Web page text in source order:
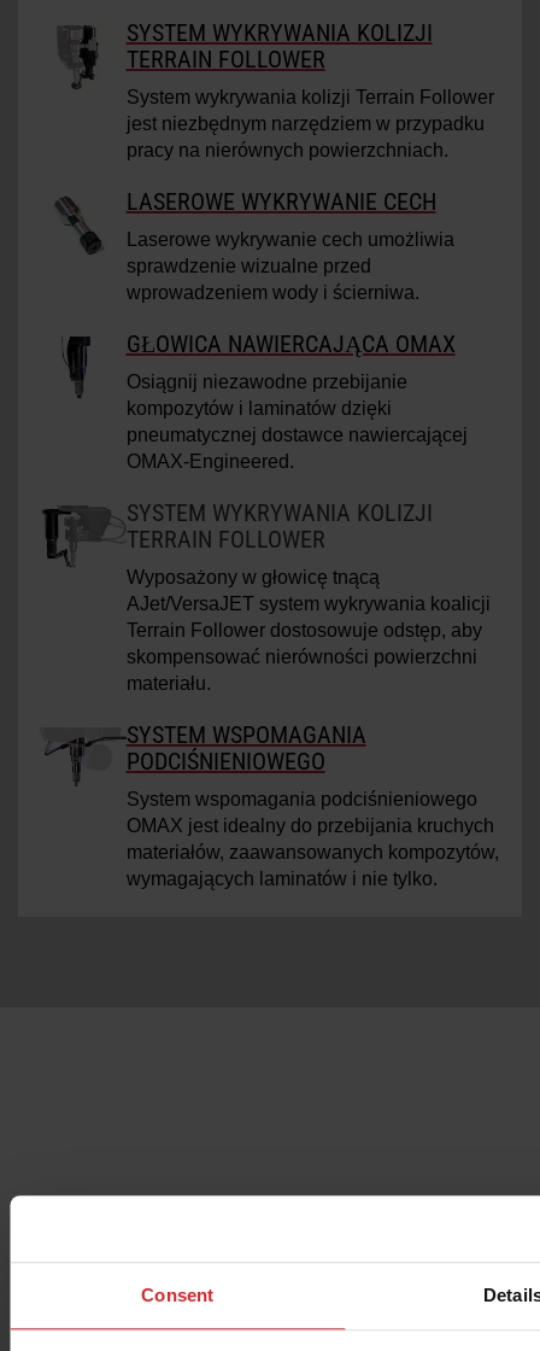
Consent
SYSTEM WYKRYWANIA KOLIZJI
TERRAIN FOLLOWER
System wykrywania kolizji Terrain Follower
jest niezbędnym narzędziem w przypadku
pracy na nierównych powierzchniach.
LASEROWE WYKRYWANIE CECH
Laserowe wykrywanie cech umożliwia
sprawdzenie wizualne przed
wprowadzeniem wody i ścierniwa.
GŁOWICA NAWIERCAJĄCA OMAX
Osiągnij niezawodne przebijanie
kompozytów i laminatów dzięki
pneumatycznej dostawce nawiercającej
OMAX-Engineered.
SYSTEM WYKRYWANIA KOLIZJI
TERRAIN FOLLOWER
Wyposażony w głowicę tnącą
AJet/VersaJET system wykrywania koalicji
Terrain Follower dostosowuje odstęp, aby
skompensować nierówności powierzchni
materiału.
SYSTEM WSPOMAGANIA
PODCIŚNIENIOWEGO
System wspomagania podciśnieniowego
OMAX jest idealny do przebijania kruchych
materiałów, zaawansowanych kompozytów,
wymagających laminatów i nie tylko.
Chcesz dowiedzieć się więcej o
użyciem ścierniwa, Jetmachining?